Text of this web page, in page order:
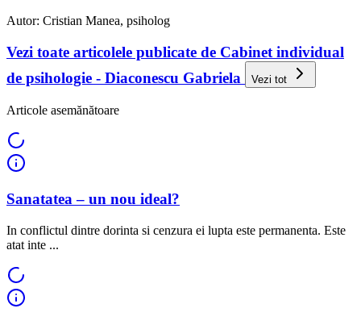
Autor: Cristian Manea, psiholog
Vezi toate articolele publicate de Cabinet individual
de psihologie - Diaconescu Gabriela
Vezi tot
Articole asemănătoare
Sanatatea – un nou ideal?
In conflictul dintre dorinta si cenzura ei lupta este permanenta. Este
atat inte ...